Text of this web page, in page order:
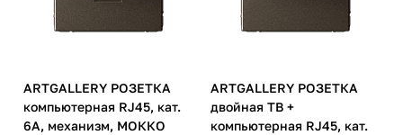
ARTGALLERY РОЗЕТКА
компьютерная RJ45, кат.
6A, механизм, МОККО
ARTGALLERY РОЗЕТКА
двойная ТВ +
компьютерная RJ45, кат.